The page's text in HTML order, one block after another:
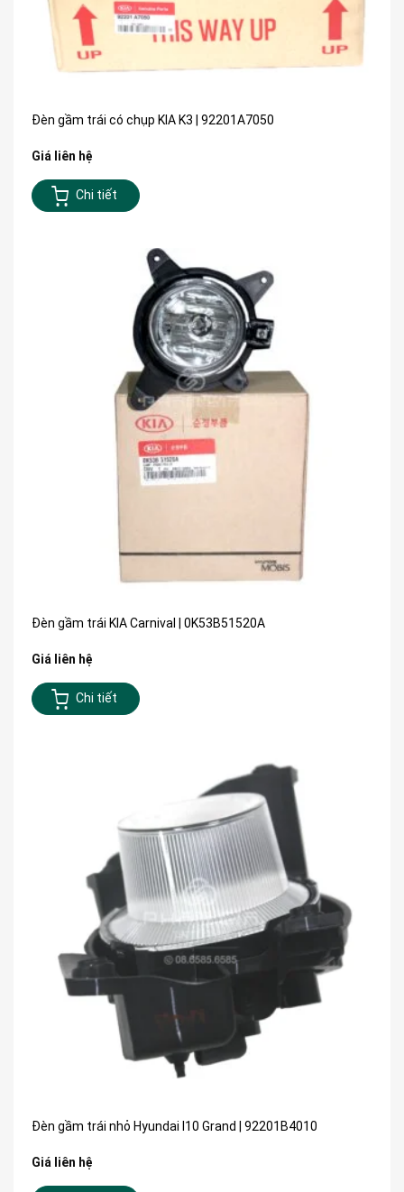
Đèn gầm trái có chụp KIA K3 | 92201A7050
Giá liên hệ
Chi tiết
Đèn gầm trái KIA Carnival | 0K53B51520A
Giá liên hệ
Chi tiết
Đèn gầm trái nhỏ Hyundai I10 Grand | 92201B4010
Giá liên hệ